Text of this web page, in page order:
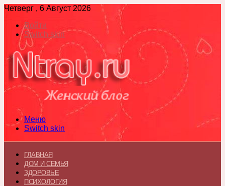
Четверг , 6 Август 2026
Войти
Switch skin
Меню
Switch skin
ГЛАВНАЯ
ДОМ И СЕМЬЯ
ЗДОРОВЬЕ
ПСИХОЛОГИЯ